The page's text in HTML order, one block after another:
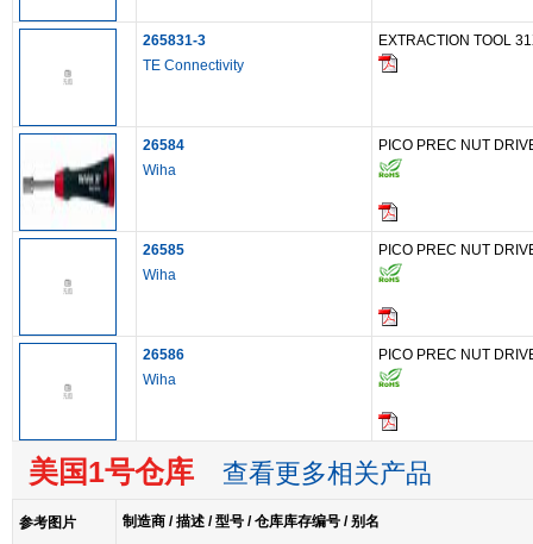
265831-3
TE Connectivity
EXTRACTION TOOL
26584
Wiha
PICO PREC NUT
26585
Wiha
PICO PREC NUT
26586
Wiha
PICO PREC NUT
美国1号仓库 查看更多相关产品
参考图片 制造商 / 描述 / 型号 / 仓库库存编号 / 别名